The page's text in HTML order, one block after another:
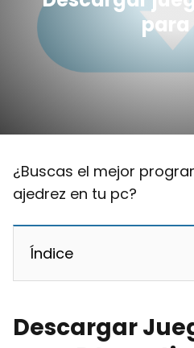
para
¿Buscas el mejor
ajedrez en tu pc?
Índice
Descargar